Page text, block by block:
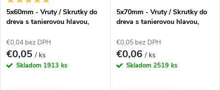
5x60mm - Vruty / Skrutky do
dreva s tanierovou hlavou,
€0,04 bez DPH
€0,05/ ks
Skladom 1913 ks
5x70mm - Vruty / Skrutky do
dreva s tanierovou hlavou,
€0,05 bez DPH
€0,06/ ks
Skladom 2519 ks